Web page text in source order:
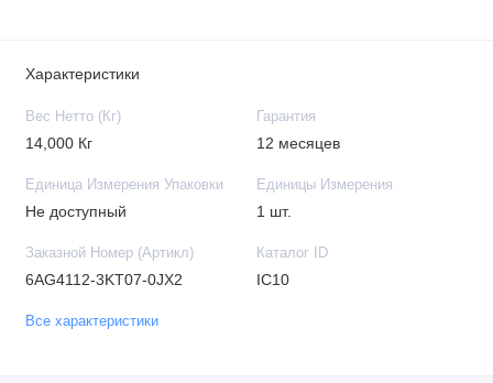
Характеристики
Вес Нетто (Кг)
14,000 Кг
Гарантия
12 месяцев
Единица Измерения Упаковки
Не доступный
Единицы Измерения
1 шт.
Заказной Номер (Артикл)
6AG4112-3KT07-0JX2
Каталог ID
IC10
Все характеристики